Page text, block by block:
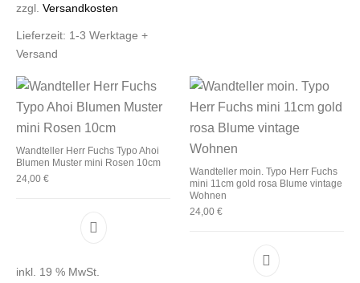
zzgl.Versandkosten
Lieferzeit: 1-3 Werktage +
Versand
Wandteller Herr Fuchs Typo Ahoi
Blumen Muster mini Rosen 10cm
24,00€
inkl. 19 % MwSt.
Wandteller moin. Typo Herr Fuchs
mini 11cm gold rosa Blume vintage
Wohnen
24,00 €